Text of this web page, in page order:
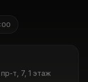
т, 7, 1 этаж